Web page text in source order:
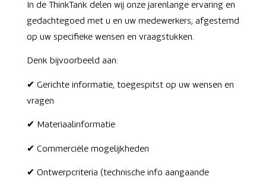
In de ThinkTank delen wij onze jarenlange ervaring en
gedachtegoed met u en uw medewerkers, afgestemd
op uw specifieke wensen en vraagstukken.
Denk bijvoorbeeld aan:
✔ Gerichte informatie, toegespitst op uw wensen en
vragen
✔ Materiaalinformatie
✔ Commerciële mogelijkheden
✔ Ontwerpcriteria (technische info aangaande